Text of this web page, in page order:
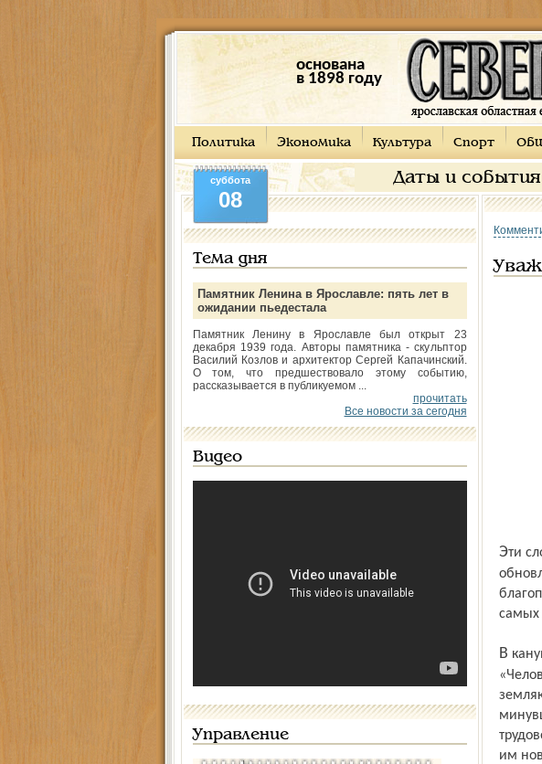
основана
в 1898 году
Политика Экономика Культура Спорт
Даты и события
суббота
08
Тема дня
Памятник Ленина в Ярославле: пять лет в
ожидании пьедестала
Памятник Ленину в Ярославле был открыт 23
декабря 1939 года. Авторы памятника - скульптор
Василий Козлов и архитектор Сергей Капачинский.
О том, что предшествовало этому событию,
рассказывается в публикуемом ...
прочитать
Все новости за сегодня
Видео
Управление
Эти слова сопровождают нас в течение всей жизни, в них – и светлая пора
самых
В канун первомайских торжеств подведены итоги городского смотра-конкурса
им